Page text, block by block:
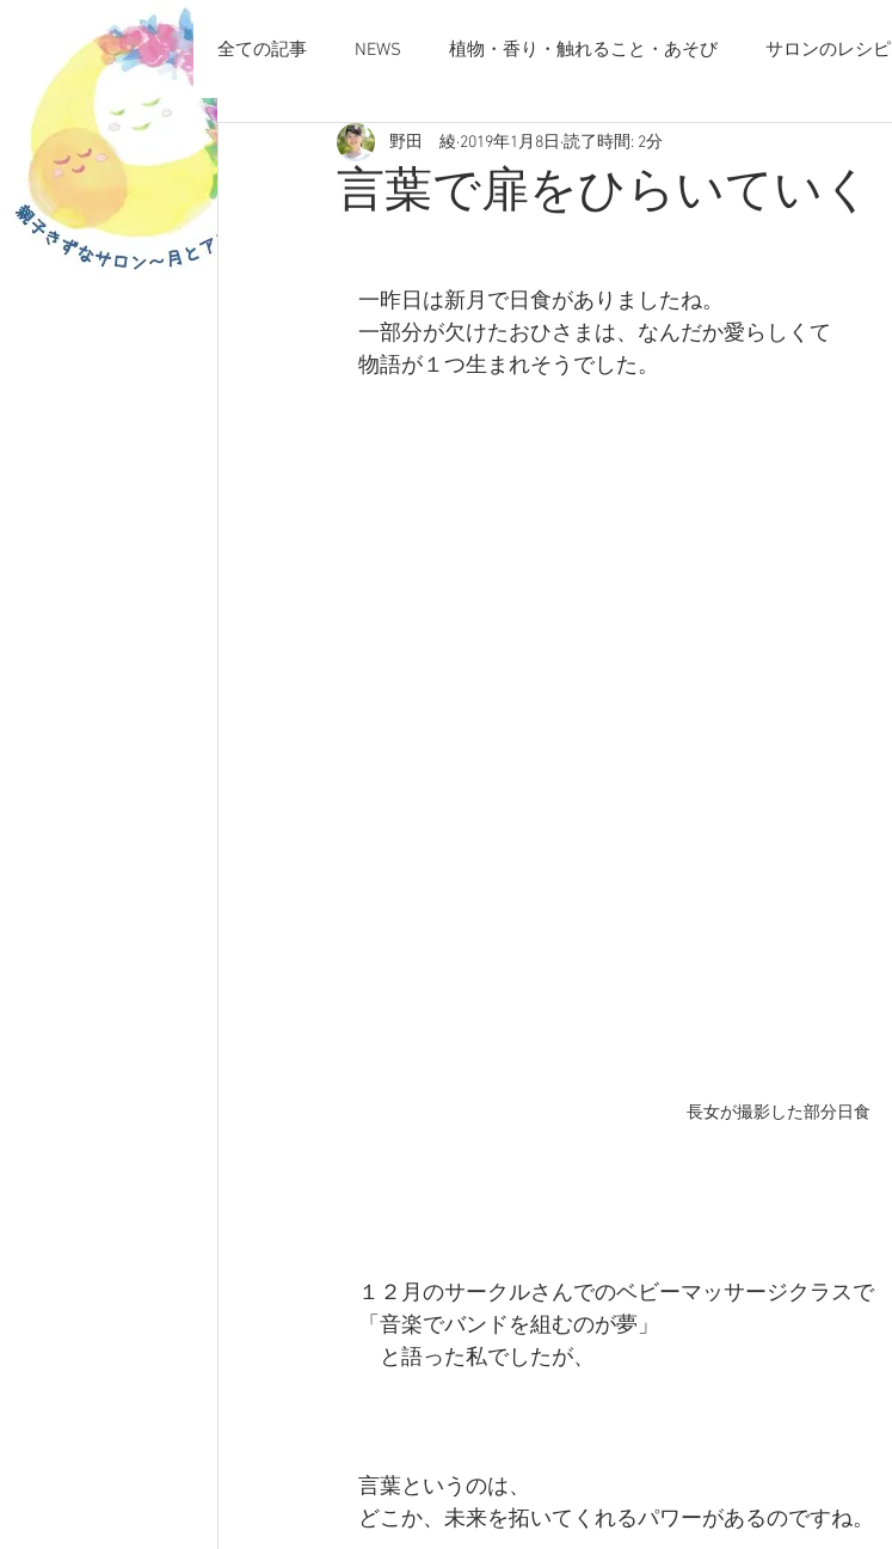
全ての記事 NEWS 植物・香り・触れること・あそび サロンのレシピ
言葉で扉をひらいていく
野田 綾 2019年1月8日 読了時間: 2分
一昨日は新月で日食がありましたね。
一部分が欠けたおひさまは、なんだか愛らしくて
物語が１つ生まれそうでした。
長女が撮影した部分日食
１２月のサークルさんでのベビーマッサージクラスで
「音楽でバンドを組むのが夢」
と語った私でしたが、
言葉というのは、
どこか、未来を拓いてくれるパワーがあるのですね。